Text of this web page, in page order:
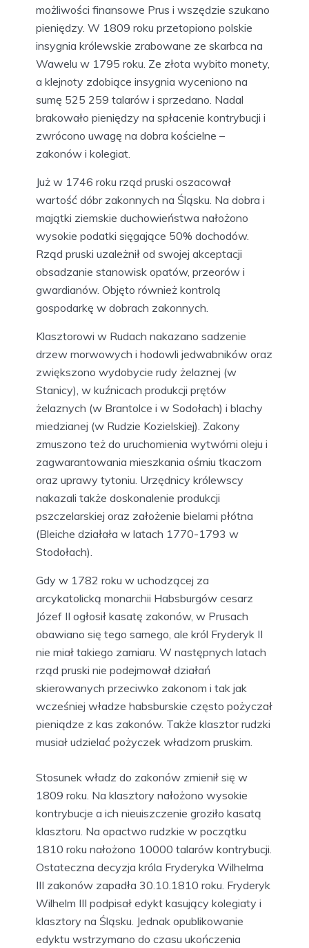
możliwości finansowe Prus i wszędzie szukano
pieniędzy. W 1809 roku przetopiono polskie
insygnia królewskie zrabowane ze skarbca na
Wawelu w 1795 roku. Ze złota wybito monety,
a klejnoty zdobiące insygnia wyceniono na
sumę 525 259 talarów i sprzedano. Nadal
brakowało pieniędzy na spłacenie kontrybucji i
zwrócono uwagę na dobra kościelne –
zakonów i kolegiat.
Już w 1746 roku rząd pruski oszacował
wartość dóbr zakonnych na Śląsku. Na dobra i
majątki ziemskie duchowieństwa nałożono
wysokie podatki sięgające 50% dochodów.
Rząd pruski uzależnił od swojej akceptacji
obsadzanie stanowisk opatów, przeorów i
gwardianów. Objęto również kontrolą
gospodarkę w dobrach zakonnych.
Klasztorowi w Rudach nakazano sadzenie
drzew morwowych i hodowli jedwabników oraz
zwiększono wydobycie rudy żelaznej (w
Stanicy), w kuźnicach produkcji prętów
żelaznych (w Brantolce i w Sodołach) i blachy
miedzianej (w Rudzie Kozielskiej). Zakony
zmuszono też do uruchomienia wytwórni oleju i
zagwarantowania mieszkania ośmiu tkaczom
oraz uprawy tytoniu. Urzędnicy królewscy
nakazali także doskonalenie produkcji
pszczelarskiej oraz założenie bielarni płótna
(Bleiche działała w latach 1770-1793 w
Stodołach).
Gdy w 1782 roku w uchodzącej za
arcykatolicką monarchii Habsburgów cesarz
Józef II ogłosił kasatę zakonów, w Prusach
obawiano się tego samego, ale król Fryderyk II
nie miał takiego zamiaru. W następnych latach
rząd pruski nie podejmował działań
skierowanych przeciwko zakonom i tak jak
wcześniej władze habsburskie często pożyczał
pieniądze z kas zakonów. Także klasztor rudzki
musiał udzielać pożyczek władzom pruskim.
Stosunek władz do zakonów zmienił się w
1809 roku. Na klasztory nałożono wysokie
kontrybucje a ich nieuiszczenie groziło kasatą
klasztoru. Na opactwo rudzkie w początku
1810 roku nałożono 10000 talarów kontrybucji.
Ostateczna decyzja króla Fryderyka Wilhelma
III zakonów zapadła 30.10.1810 roku. Fryderyk
Wilhelm III podpisał edykt kasujący kolegiaty i
klasztory na Śląsku. Jednak opublikowanie
edyktu wstrzymano do czasu ukończenia